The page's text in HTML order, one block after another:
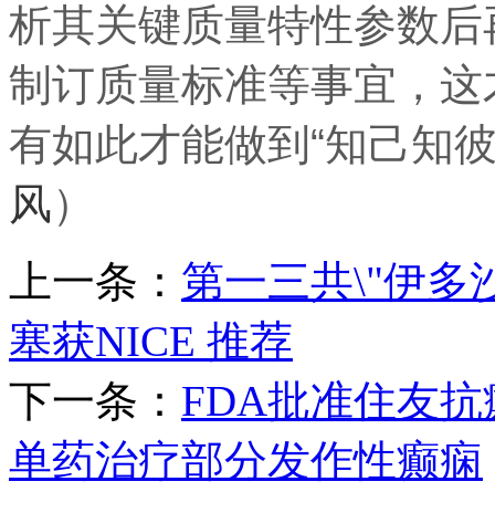
析其关键质量特性参数
制订质量标准等事宜，
有如此才能做到“知己知
风）
上一条： 第一三共\"伊多
塞获NICE 推荐
下一条： FDA批准住友
单药治疗部分发作性癫痫